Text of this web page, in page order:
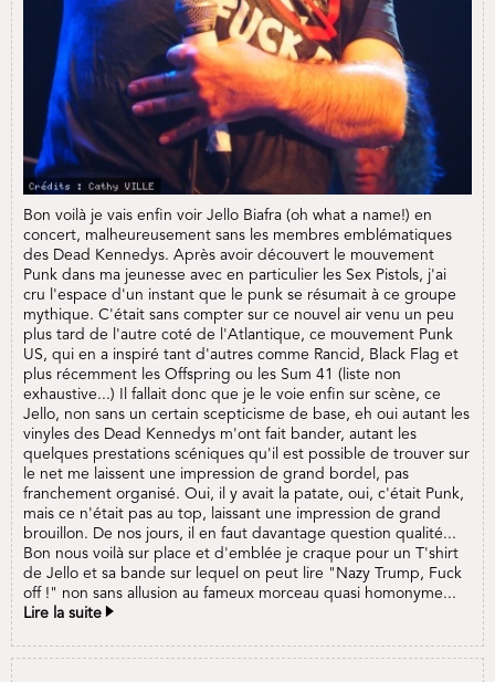
Bon voilà je vais enfin voir Jello Biafra (oh what a name!) en
concert, malheureusement sans les membres emblématiques
des Dead Kennedys. Après avoir découvert le mouvement
Punk dans ma jeunesse avec en particulier les Sex Pistols, j'ai
cru l'espace d'un instant que le punk se résumait à ce groupe
mythique. C'était sans compter sur ce nouvel air venu un peu
plus tard de l'autre coté de l'Atlantique, ce mouvement Punk
US, qui en a inspiré tant d'autres comme Rancid, Black Flag et
plus récemment les Offspring ou les Sum 41 (liste non
exhaustive...) Il fallait donc que je le voie enfin sur scène, ce
Jello, non sans un certain scepticisme de base, eh oui autant les
vinyles des Dead Kennedys m'ont fait bander, autant les
quelques prestations scéniques qu'il est possible de trouver sur
le net me laissent une impression de grand bordel, pas
franchement organisé. Oui, il y avait la patate, oui, c'était Punk,
mais ce n'était pas au top, laissant une impression de grand
brouillon. De nos jours, il en faut davantage question qualité...
Bon nous voilà sur place et d'emblée je craque pour un T'shirt
de Jello et sa bande sur lequel on peut lire "Nazy Trump, Fuck
off !" non sans allusion au fameux morceau quasi homonyme...
Lire la suite